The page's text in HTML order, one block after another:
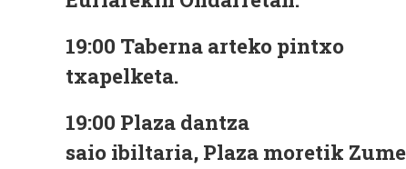
19:00 Taberna arteko pintxo
txapelketa.
19:00 Plaza dantza
saio ibiltaria, Plaza moretik